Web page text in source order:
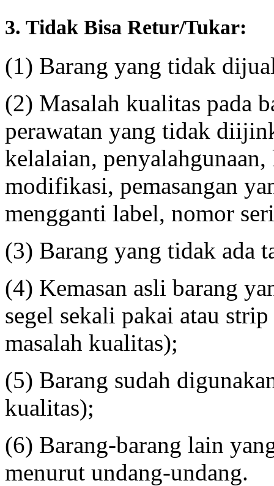
3. Tidak Bisa Retur/Tukar:
(1) Barang yang tidak
(2) Masalah kualitas pada
perawatan yang tidak
kelalaian,
modifikasi, pemasangan
mengganti label, nomor
(3) Barang yang tidak ada
(4) Kemasan asli barang
segel sekali pakai atau
masalah kualitas);
(5) Barang sudah
kualitas);
(6) Barang-barang lain
menurut undang-undang.